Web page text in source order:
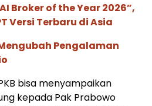
Broker of the Year 2026”,
Versi Terbaru di Asia
Pengalaman
bisa menyampaikan
kepada Pak Prabowo